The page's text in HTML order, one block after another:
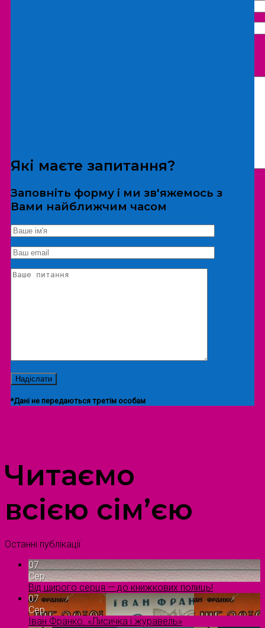
*Дані не передаються третім особам
Екскурсія/локація
Які маєте запитання?
Заповніть форму і ми зв'яжемось з
Вами найближчим часом
*Дані не передаються третім особам
Читаємо
всією сім’єю
Останні публікації
07
Сер
Від щирого серця — до книжкових полиць!
07
Сер
Іван Франко. «Лисичка і журавель»